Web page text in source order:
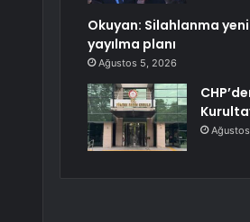
Okuyan: Silahlanma yeni
yayılma planı
Ağustos 5, 2026